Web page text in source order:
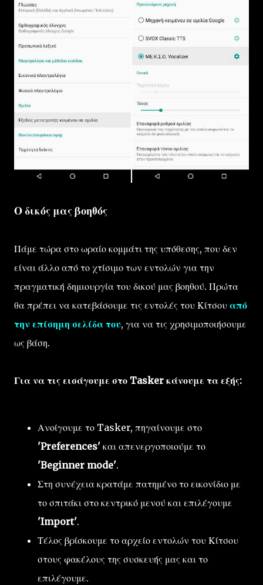
Ο δικός μας βοηθός
Πάμε τώρα στο ωραίο κομμάτι της υπόθεσης, που δεν
είναι άλλο από το χτίσιμο των εντολών για την
πραγματική δημιουργία του δικού μας βοηθού. Πρώτα
θα πρέπει να κατεβάσουμε τις εντολές του Κίτσου από
την επίσημη σελίδα του, για να τις χρησιμοποιήσουμε
ως βάση.
Για να τις εισάγουμε στο Tasker κάνουμε τα εξής:
Ανοίγουμε το Tasker, πηγαίνουμε στο
'Preferences' και απενεργοποιούμε το
'Beginner mode'.
Στη συνέχεια κρατάμε πατημένο το εικονίδιο με
το σπιτάκι στο κεντρικό μενού και επιλέγουμε
'Import'.
Τέλος βρίσκουμε το αρχείο εντολών του Κίτσου
στους φακέλους της συσκευής μας και το
επιλέγουμε.